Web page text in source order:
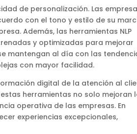
de personalización. Las
con el tono y estilo de su
Además, las herramientas NLP
y optimizadas para mejorar
mantengan al día con las
con mayor facilidad.
digital de la atención al
herramientas no solo mejoran
operativa de las empresas. En
experiencias excepcionales,